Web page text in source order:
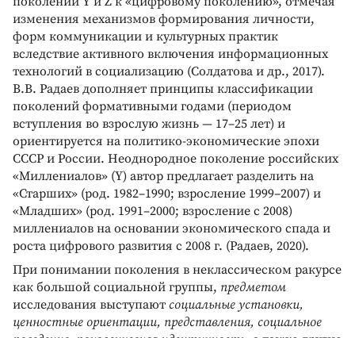
изменения механизмов формирования личности,
форм коммуникации и культурных практик
вследствие активного включения информационных
технологий в социализацию (Солдатова и др., 2017).
В.В. Радаев дополняет принципы классификации
поколений формативными годами (периодом
вступления во взрослую жизнь — 17–25 лет) и
ориентируется на политико-экономические эпохи
СССР и России. Неоднородное поколение российских
«Миллениалов» (Y) автор предлагает разделить на
«Старших» (род. 1982–1990; взросление 1999–2007) и
«Младших» (род. 1991–2000; взросление с 2008)
миллениалов на основании экономического спада и
роста цифрового развития с 2008 г. (Радаев, 2020).
При понимании поколения в неклассическом ракурсе
как большой социальной группы, предметом
исследования выступают социальные установки,
ценностные ориентации, представления, социальное